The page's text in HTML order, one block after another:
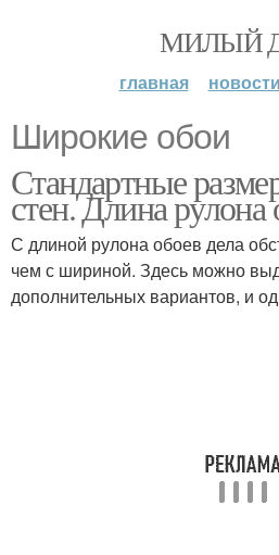
МИЛЫЙ
главная новости
Широкие обои
Стандартные
стен. Длина рулона
С длиной рулона обоев дела
чем с шириной. Здесь можно
дополнительных вариантов, и